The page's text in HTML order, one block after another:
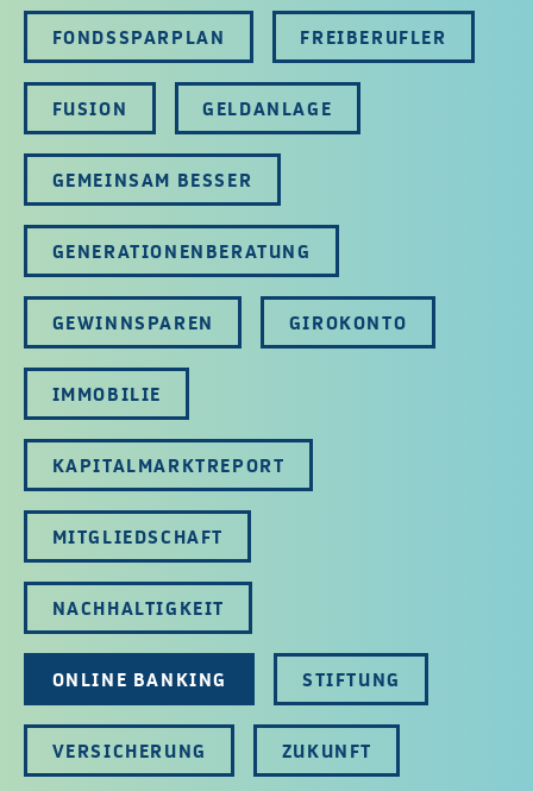
FONDSSPARPLAN FREIBERUFLER
FUSION GELDANLAGE
GEMEINSAM BESSER
GENERATIONENBERATUNG
GEWINNSPAREN GIROKONTO
IMMOBILIE
KAPITALMARKTREPORT
MITGLIEDSCHAFT
NACHHALTIGKEIT
ONLINE BANKING STIFTUNG
VERSICHERUNG ZUKUNFT